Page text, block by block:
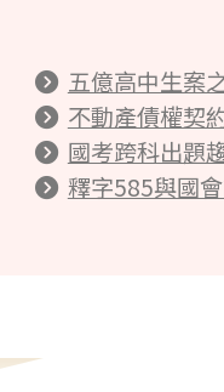
五億高中生案
不動產債權契
國考跨科出題
釋字585與國